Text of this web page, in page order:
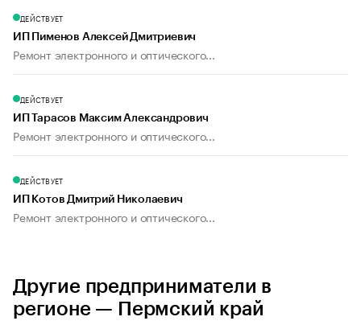
ДЕЙСТВУЕТ
ИП Пименов Алексей Дмитриевич
Ремонт электронного и оптического...
ДЕЙСТВУЕТ
ИП Тарасов Максим Александрович
Ремонт электронного и оптического...
ДЕЙСТВУЕТ
ИП Котов Дмитрий Николаевич
Ремонт электронного и оптического...
Другие предприниматели в
регионе — Пермский край